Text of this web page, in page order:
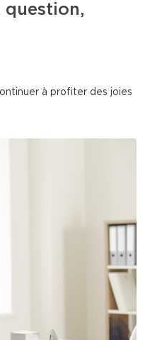
question,
à profiter des joies